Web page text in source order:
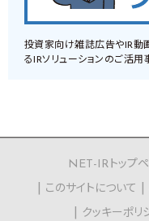
投資家向け雑誌広告やIR動
るIRソリューションのご活用
NET-IRトップ
このサイトについて
クッキーポリ